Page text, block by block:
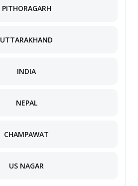
PITHORAGARH
UTTARAKHAND
INDIA
NEPAL
CHAMPAWAT
US NAGAR